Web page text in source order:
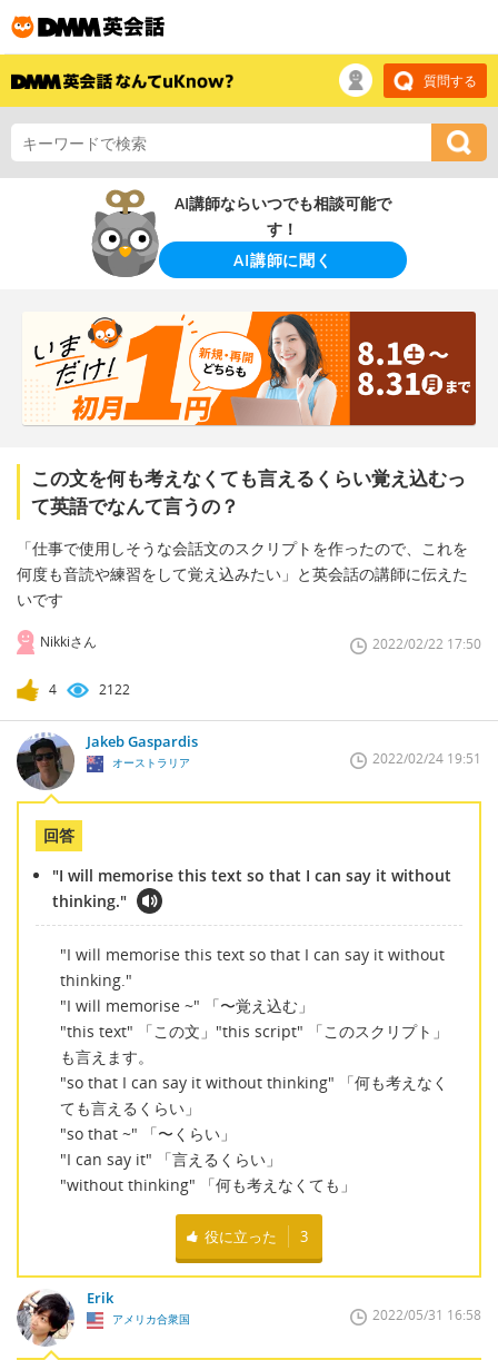
質問する
AI講師ならいつでも相談可能で
す！
AI講師に聞く
この文を何も考えなくても言えるくらい覚え込むっ
て英語でなんて言うの？
「仕事で使用しそうな会話文のスクリプトを作ったので、これを
何度も音読や練習をして覚え込みたい」と英会話の講師に伝えた
いです
Nikkiさん 2022/02/22 17:50
4 2122
Jakeb Gaspardis
オーストラリア 2022/02/24 19:51
回答
"I will memorise this text so that I can say it without
thinking."
"I will memorise this text so that I can say it without
thinking."
"I will memorise ~" 「〜覚え込む」
"this text" 「この文」"this script" 「このスクリプト」
も言えます。
"so that I can say it without thinking" 「何も考えなく
ても言えるくらい」
"so that ~" 「〜くらい」
"I can say it" 「言えるくらい」
"without thinking" 「何も考えなくても」
役に立った 3
Erik
アメリカ合衆国 2022/05/31 16:58